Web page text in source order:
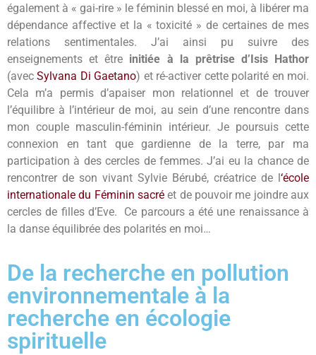
également à « gai-rire » le féminin blessé en moi, à libérer ma
dépendance affective et la « toxicité » de certaines de mes
relations sentimentales. J’ai ainsi pu suivre des
enseignements et être initiée à la prêtrise d’Isis Hathor
(avecSylvana Di Gaetano) et ré-activer cette polarité en moi.
Cela m’a permis d’apaiser mon relationnel et de trouver
l’équilibre à l’intérieur de moi, au sein d’une rencontre dans
mon couple masculin-féminin intérieur. Je poursuis cette
connexion en tant que gardienne de la terre, par ma
participation à des cercles de femmes. J’ai eu la chance de
rencontrer de son vivant Sylvie Bérubé, créatrice de l‘école
internationale du Féminin sacré et de pouvoir me joindre aux
cercles de filles d’Eve. Ce parcours a été une renaissance à
la danse équilibrée des polarités en moi…
De la recherche en pollution
environnementale à la
recherche en écologie
spirituelle